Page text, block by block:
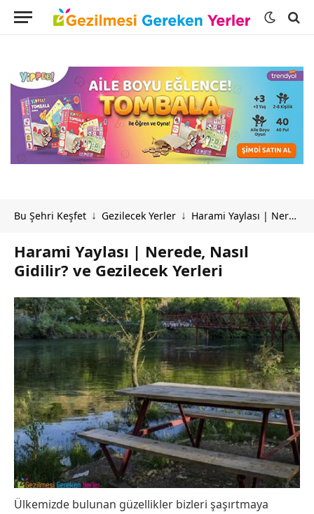
Bu Şehri Keşfet ↓ Gezilecek Yerler ↓ Harami Yaylası | Nerede, Nasıl Gidilir? ve Gezilecek Yerleri
Harami Yaylası | Nerede, Nasıl
Gidilir? ve Gezilecek Yerleri
Ülkemizde bulunan güzellikler bizleri şaşırtmaya